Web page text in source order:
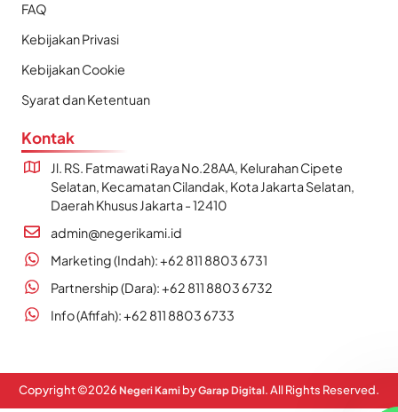
FAQ
Kebijakan Privasi
Kebijakan Cookie
Syarat dan Ketentuan
Kontak
Jl. RS. Fatmawati Raya No.28AA, Kelurahan Cipete
Selatan, Kecamatan Cilandak, Kota Jakarta Selatan,
Daerah Khusus Jakarta - 12410
admin@negerikami.id
Marketing (Indah): +62 811 8803 6731
Partnership (Dara): +62 811 8803 6732
Info (Afifah): +62 811 8803 6733
Copyright ©2026 Negeri Kami byGarap Digital. All Rights Reserved.